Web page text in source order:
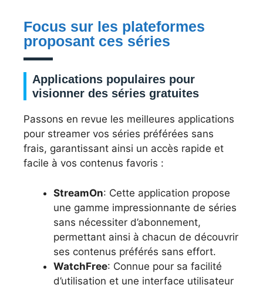
Focus sur les plateformes
proposant ces séries
Applications populaires pour
visionner des séries gratuites
Passons en revue les meilleures applications
pour streamer vos séries préférées sans
frais, garantissant ainsi un accès rapide et
facile à vos contenus favoris :
StreamOn: Cette application propose
une gamme impressionnante de séries
sans nécessiter d’abonnement,
permettant ainsi à chacun de découvrir
ses contenus préférés sans effort.
WatchFree: Connue pour sa facilité
d’utilisation et une interface utilisateur